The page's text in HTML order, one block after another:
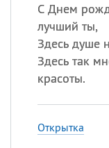
С Днем
лучший ты,
Здесь душе
Здесь так
красоты.
Открытка